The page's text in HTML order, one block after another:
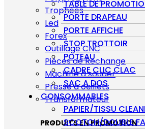
Trophées
Led
Forex
Outillage CNC
Pièces de Rechange
Machine à souder
Presse à oeillets
Transformateur
PRODUITS EN PROMOTION
TABLE DE
PORTE DRAPEAU
PORTE AFFICHE
STOP TROTTOIR
POTEAU
CADRE CLIC CLAC
SAC A DOS
CONSOMMABLES
PAPIER/TISSU
SCOTCH/DOUBLE